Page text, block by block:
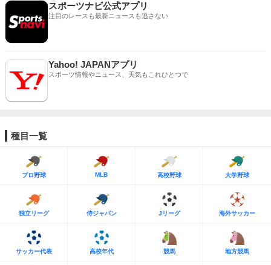
スポーツナビ公式アプリ
注目のレースも最新ニュースも逃さない
Yahoo! JAPANアプリ
スポーツ情報やニュース、天気もこれひとつで
種目一覧
プロ野球 MLB 高校野球 大学野球
独立リーグ 侍ジャパン Jリーグ 海外サッカー
サッカー代表 高校年代 競馬 地方競馬